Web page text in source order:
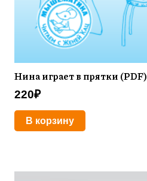
Нина играет в прятки (PDF)
220₽
В корзину